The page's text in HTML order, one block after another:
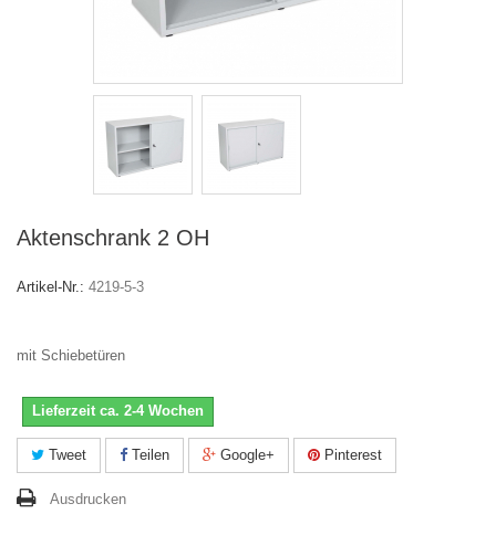
Aktenschrank 2 OH
Artikel-Nr.: 4219-5-3
mit Schiebetüren
Lieferzeit ca. 2-4 Wochen
Tweet Teilen Google+ Pinterest
Ausdrucken